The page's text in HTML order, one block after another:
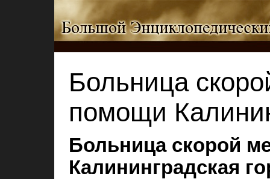
Больница
помощи
Больница скорой
Калининградская